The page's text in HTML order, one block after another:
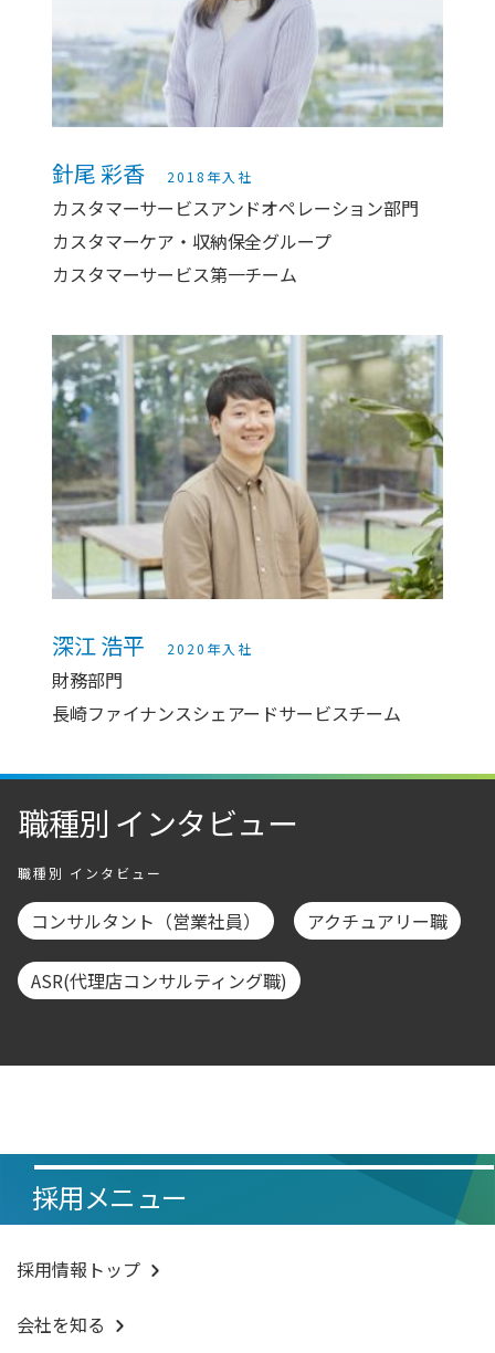
針尾 彩香 2018年入社
カスタマーサービスアンドオペレーション部門
カスタマーケア・収納保全グループ
カスタマーサービス第一チーム
深江 浩平2020年入社
財務部門
長崎ファイナンスシェアードサービスチーム
職種別 インタビュー
職種別 インタビュー
コンサルタント（営業社員） アクチュアリー職
ASR(代理店コンサルティング職)
採用メニュー
採用情報トップ
会社を知る